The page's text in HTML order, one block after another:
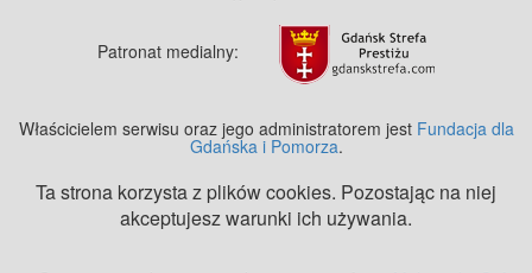
Patronat medialny:
Właścicielem serwisu oraz jego administratorem jest Fundacja dla
Gdańska i Pomorza.
Ta strona korzysta z plików cookies. Pozostając na niej
akceptujesz warunki ich używania.